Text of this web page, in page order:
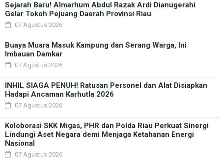
Sejarah Baru! Almarhum Abdul Razak Ardi Dianugerahi
Gelar Tokoh Pejuang Daerah Provinsi Riau
07 Agustus 2026
Buaya Muara Masuk Kampung dan Serang Warga, Ini
Imbauan Damkar
07 Agustus 2026
INHIL SIAGA PENUH! Ratusan Personel dan Alat Disiapkan
Hadapi Ancaman Karhutla 2026
07 Agustus 2026
Koloborasi SKK Migas, PHR dan Polda Riau Perkuat Sinergi
Lindungi Aset Negara demi Menjaga Ketahanan Energi
Nasional
07 Agustus 2026